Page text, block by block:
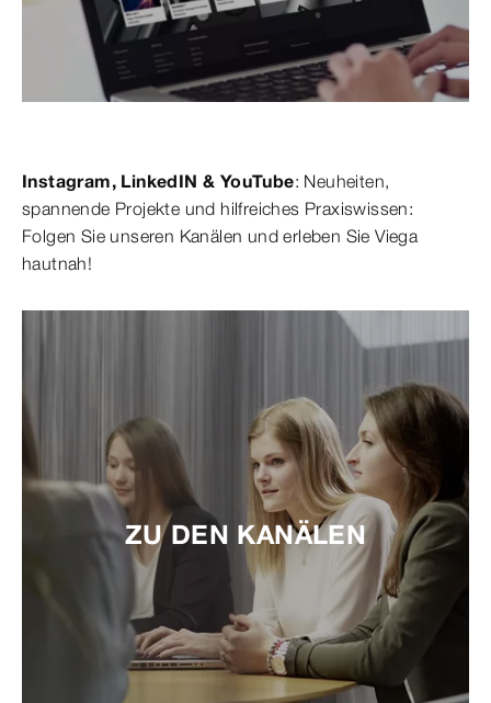
Instagram, LinkedIN & YouTube: Neuheiten,
spannende Projekte und hilfreiches Praxiswissen:
Folgen Sie unseren Kanälen und erleben Sie Viega
hautnah!
ZU DEN KANÄLEN